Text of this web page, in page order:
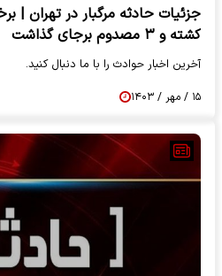
کشته و ۳ مصدوم برجای گذاشت
آخرین اخبار حوادث را با ما دنبال کنید.
۱۵ / مهر / ۱۴۰۳